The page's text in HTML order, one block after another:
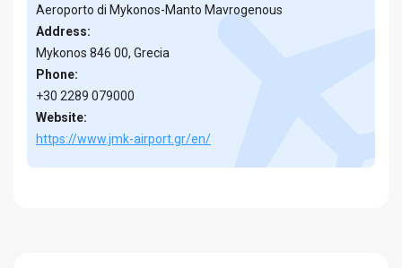
Aeroporto di Mykonos-Manto Mavrogenous
Address:
Mykonos 846 00, Grecia
Phone:
+30 2289 079000
Website:
https://www.jmk-airport.gr/en/